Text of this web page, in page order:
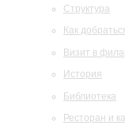
Структура
Как
Визит в
История
Библиотека
Ресторан и